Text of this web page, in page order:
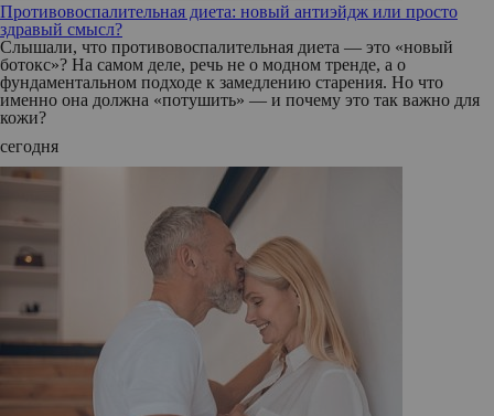
Противовоспалительная диета: новый антиэйдж или просто
здравый смысл?
Слышали, что противовоспалительная диета — это «новый
ботокс»? На самом деле, речь не о модном тренде, а о
фундаментальном подходе к замедлению старения. Но что
именно она должна «потушить» — и почему это так важно для
кожи?
сегодня